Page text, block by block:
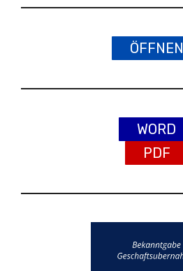
ÖFFNEN
WORD
PDF